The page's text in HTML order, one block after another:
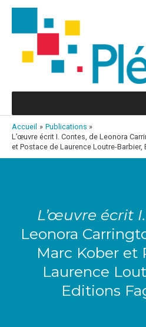
Aller
contenu
Accueil
Publications
L’œuvre écrit I. Contes, de Leonora
et Postace de Laurence Loutre-Barbier,
L’œuvre écrit
Leonora
Marc Kober et
Laurence
Editions